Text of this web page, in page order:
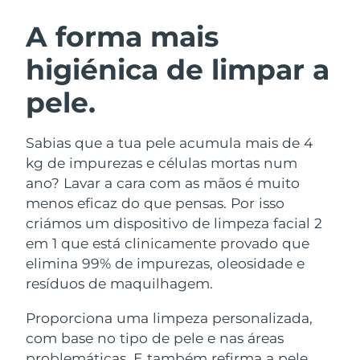
A forma mais
higiénica de limpar a
pele.
Sabias que a tua pele acumula mais de 4
kg de impurezas e células mortas num
ano? Lavar a cara com as mãos é muito
menos eficaz do que pensas. Por isso
criámos um dispositivo de limpeza facial 2
em 1 que está clinicamente provado que
elimina 99% de impurezas, oleosidade e
resíduos de maquilhagem.
Proporciona uma limpeza personalizada,
com base no tipo de pele e nas áreas
Limpeza facial
Anti-aging massage
LUNA™ 4 Plus
Massage, LED heating
LUNA™ 4 Men
Microcurrent toning
BEAR™ 2 go
Microcurrent toning on-the-go
BEAR™ 2 eyes & lips
Hidratação
UFO™ 3 kit
Deep facial hydration
UFO™ 3 LED
Near-infrared and red light therapy
device
Cuidado oral
issa™ 4
Hybrid silicone sonic toothbrush
Smart hybrid silicone sonic toothbrush
TRATAMENTO ANTIENVELHECIMENTO
FAQ™
Antienvelhecimento Tratamentos LED
Áustria
Barein Entrega prevista8/9/26
Bélgica
Bermudas Entrega prevista8/14/26
Bósnia e
Herzegovina
Entrega prevista8/11/26
Brunei Entrega prevista8/13/26
Bulgária Entrega prevista8/8/26
Chile Entrega prevista